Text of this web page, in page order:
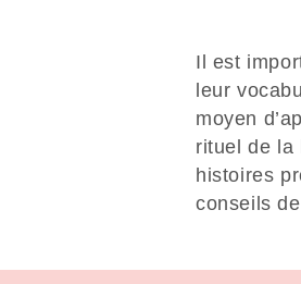
Il est
leur
moyen
rituel de la
histoires
conseils